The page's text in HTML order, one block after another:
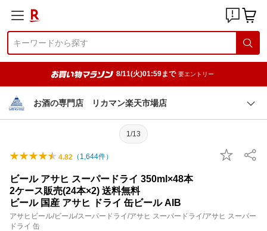
8/11(火)01:59まで 要エントリー
お酒の専門店 リカマン楽天市場店
1/13
4.82 （ 1,644件）
ビール アサヒ スーパードライ 350ml×48本
2ケース販売(24本×2) 送料無料
ビール 国産 アサヒ ドライ 缶ビール AIB
アサヒビール/ビール/スーパードライ/アサヒ スーパードライ/アサヒ スーパー
ドライ 缶